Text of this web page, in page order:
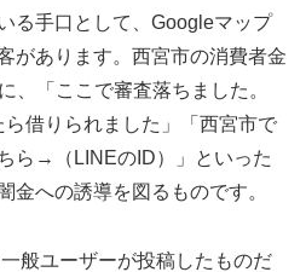
る手口として、Googleマップ
があります。西宮市の消費者金
、「ここで審査落ちました。
借りられました」「西宮市で
ら→（LINEのID）」といった
金への誘導を図るものです。
般ユーザーが投稿したものだ